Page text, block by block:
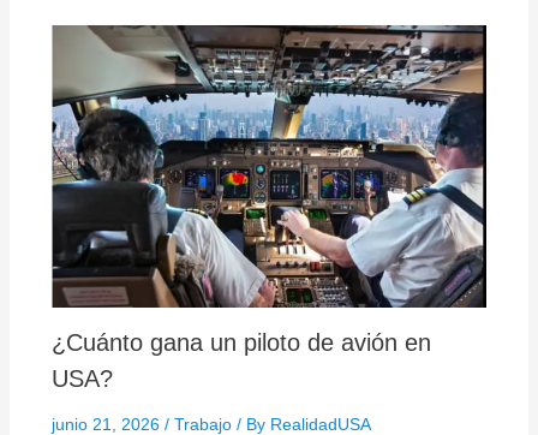
¿Cuánto gana un piloto de avión en
USA?
junio 21, 2026 / Trabajo/ By RealidadUSA